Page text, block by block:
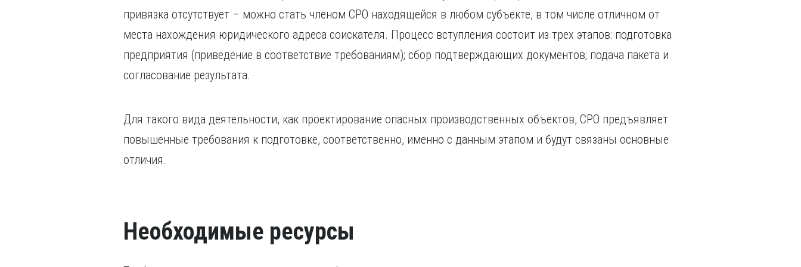
привязка отсутствует – можно стать членом СРО находящейся в любом субъекте, в том числе отличном от
места нахождения юридического адреса соискателя. Процесс вступления состоит из трех этапов: подготовка
предприятия (приведение в соответствие требованиям); сбор подтверждающих документов; подача пакета и
согласование результата.
Для такого вида деятельности, как проектирование опасных производственных объектов, СРО предъявляет
повышенные требования к подготовке, соответственно, именно с данным этапом и будут связаны основные
отличия.
Необходимые ресурсы